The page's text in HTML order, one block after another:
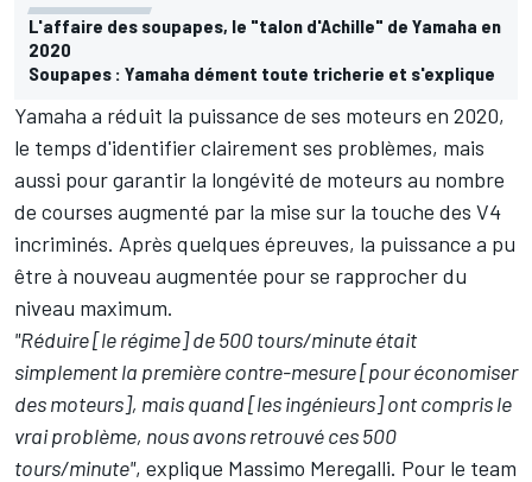
L'affaire des soupapes, le "talon d'Achille" de Yamaha en
2020
Soupapes : Yamaha dément toute tricherie et s'explique
Yamaha a réduit la puissance de ses moteurs en 2020,
le temps d'identifier clairement ses problèmes, mais
aussi pour garantir la longévité de moteurs au nombre
de courses augmenté par la mise sur la touche des V4
incriminés. Après quelques épreuves, la puissance a pu
être à nouveau augmentée pour se rapprocher du
niveau maximum.
"Réduire [le régime] de 500 tours/minute était
simplement la première contre-mesure [pour économiser
des moteurs], mais quand [les ingénieurs] ont compris le
vrai problème, nous avons retrouvé ces 500
tours/minute", explique Massimo Meregalli. Pour le team